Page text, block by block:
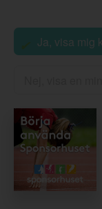
Ja, visa mig